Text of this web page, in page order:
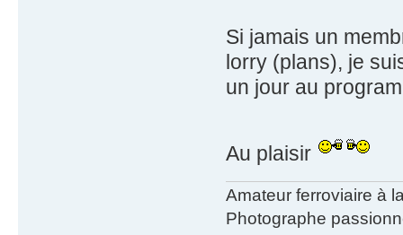
Si jamais un
lorry (plans), je
un jour au
Au plaisir
Amateur ferroviaire à
Photographe